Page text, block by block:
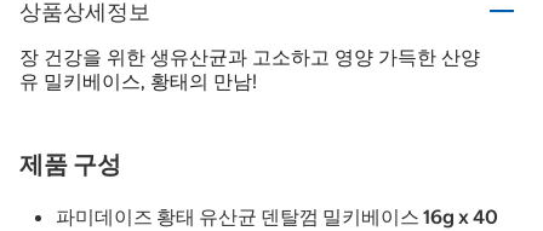
상품상세정보
장 건강을 위한 생유산균과 고소하고 영양 가득한 산양
유 밀키베이스, 황태의 만남!
제품 구성
파미데이즈 황태 유산균 덴탈껌 밀키베이스 16g x 40